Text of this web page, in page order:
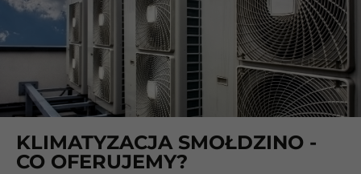
KLIMATYZACJA SMOŁDZINO -
CO OFERUJEMY?